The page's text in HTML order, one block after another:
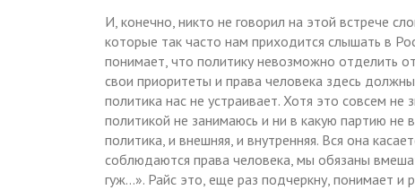
И, конечно, никто не говорил на этой встрече
которые так часто нам приходится слышать в
понимает, что политику невозможно отделить
свои приоритеты и права человека здесь
политика нас не устраивает. Хотя это совсем
политикой не занимаюсь и ни в какую партию не
политика, и внешняя, и внутренняя. Вся она
соблюдаются права человека, мы обязаны
гуж…». Райс это, еще раз подчеркну, понимает и